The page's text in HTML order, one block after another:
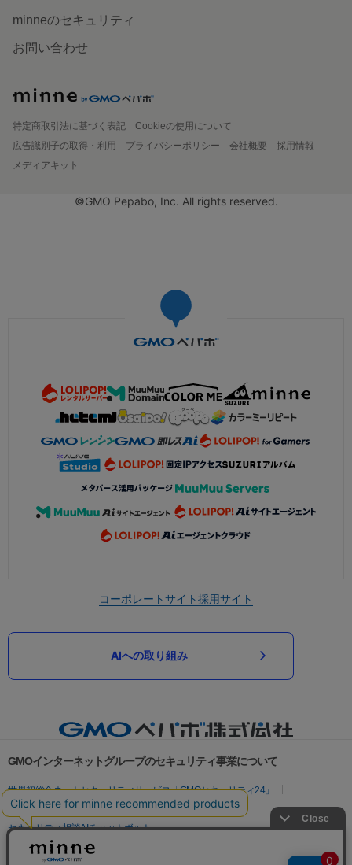
minneのセキュリティ
お問い合わせ
特定商取引法に基づく表記
Cookieの使用について
広告識別子の取得・利用
プライバシーポリシー 会社概要
採用情報
メディアキット
©GMO Pepabo, Inc. All rights reserved.
コーポレートサイト採用サイト
AIへの取り組み
GMOインターネットグループのセキュリティ事業について
世界初総合ネットセキュリティサービス「GMOセキュリティ24」
パスワード漏洩診断
Webサイトリスク診断
セキュリティ相談AIチャットボット
実在証明・盗聴対策